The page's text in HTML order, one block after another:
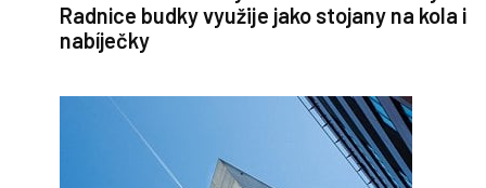
Radnice budky využije jako stojany na kola i
nabíječky